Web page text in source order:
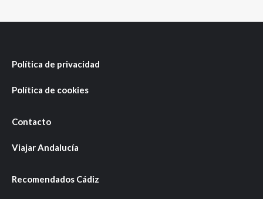
Política de privacidad
Política de cookies
Contacto
Viajar Andalucía
Recomendados Cádiz